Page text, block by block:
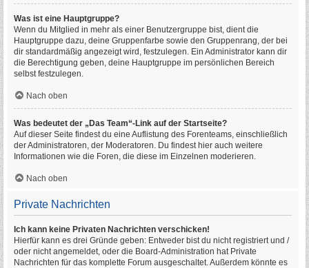
Was ist eine Hauptgruppe?
Wenn du Mitglied in mehr als einer Benutzergruppe bist, dient die
Hauptgruppe dazu, deine Gruppenfarbe sowie den Gruppenrang, der bei
dir standardmäßig angezeigt wird, festzulegen. Ein Administrator kann dir
die Berechtigung geben, deine Hauptgruppe im persönlichen Bereich
selbst festzulegen.
Nach oben
Was bedeutet der „Das Team“-Link auf der Startseite?
Auf dieser Seite findest du eine Auflistung des Forenteams, einschließlich
der Administratoren, der Moderatoren. Du findest hier auch weitere
Informationen wie die Foren, die diese im Einzelnen moderieren.
Nach oben
Private Nachrichten
Ich kann keine Privaten Nachrichten verschicken!
Hierfür kann es drei Gründe geben: Entweder bist du nicht registriert und /
oder nicht angemeldet, oder die Board-Administration hat Private
Nachrichten für das komplette Forum ausgeschaltet. Außerdem könnte es